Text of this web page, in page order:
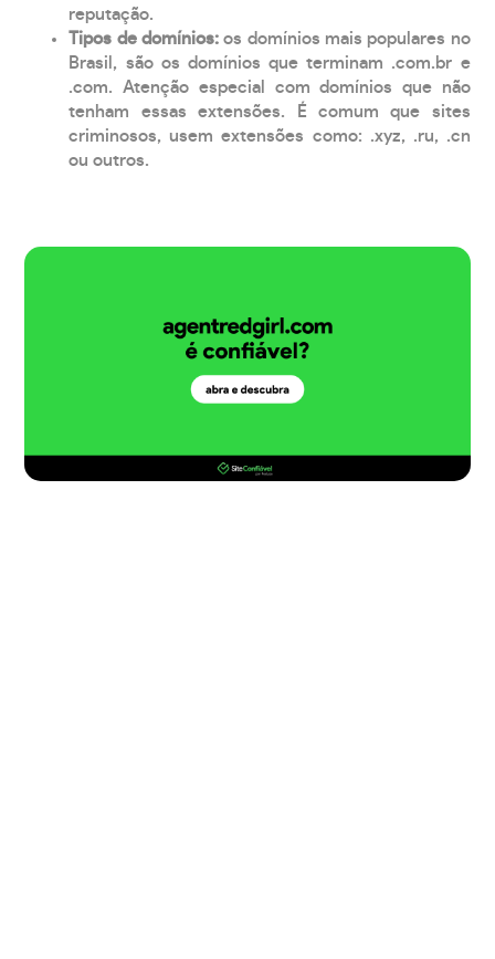
reputação.
Tipos de domínios:os domínios mais populares no
Brasil, são os domínios que terminam .com.br e
.com. Atenção especial com domínios que não
tenham essas extensões. É comum que sites
criminosos, usem extensões como: .xyz, .ru, .cn
ou outros.